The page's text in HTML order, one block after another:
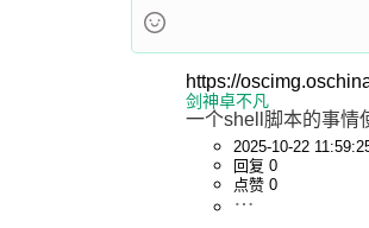
https://
剑神卓不凡
一个shell脚本的事情
2025-10-22
回复 0
点赞 0